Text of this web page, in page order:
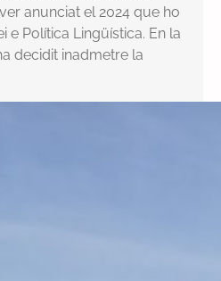
anunciat el 2024 que ho
e Política Lingüística. En la
decidit inadmetre la